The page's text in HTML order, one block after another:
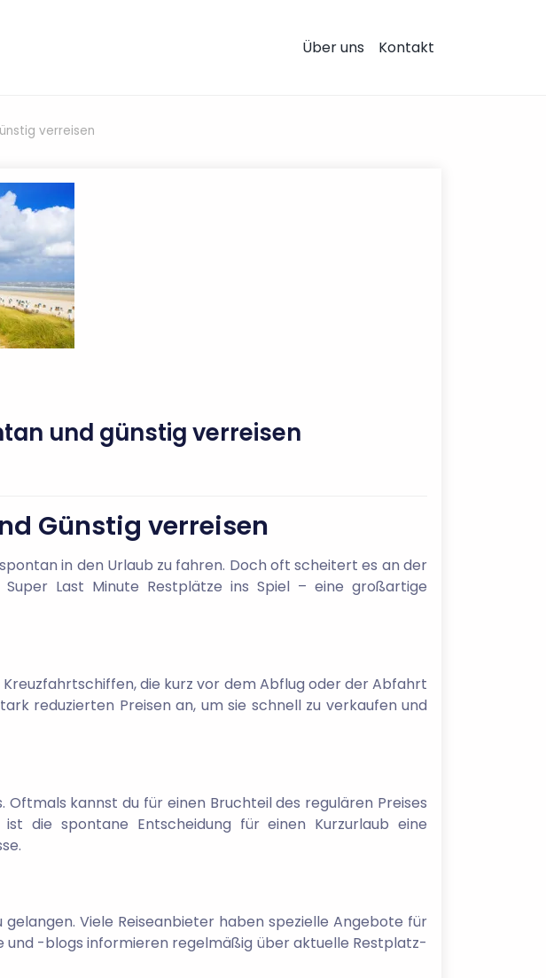
Über uns
Kontakt
verreisen
und günstig verreisen
Günstig verreisen
in den Urlaub zu fahren. Doch oft scheitert es an der
Last Minute Restplätze ins Spiel – eine großartige
die kurz vor dem Abflug oder der Abfahrt
reduzierten Preisen an, um sie schnell zu verkaufen und
kannst du für einen Bruchteil des regulären Preises
die spontane Entscheidung für einen Kurzurlaub eine
Viele Reiseanbieter haben spezielle Angebote für
und -blogs informieren regelmäßig über aktuelle Restplatz-